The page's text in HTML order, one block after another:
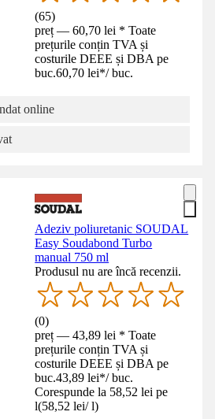
(65)
preț — 60,70 lei * Toate
prețurile conțin TVA și
costurile DEEE și DBA pe
buc.60,70 lei*/ buc.
online
Adeziv poliuretanic SOUDAL
Easy Soudabond Turbo
manual 750 ml
Produsul nu are încă recenzii.
(0)
preț — 43,89 lei * Toate
prețurile conțin TVA și
costurile DEEE și DBA pe
buc.43,89 lei*/ buc.
Corespunde la 58,52 lei pe
l(58,52 lei/ l)